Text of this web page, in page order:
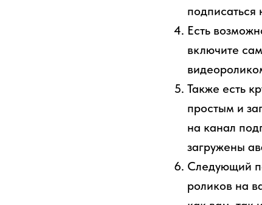
подписаться
Есть
включите
Также есть
простым и
на канал
загружены
Следующий
роликов на